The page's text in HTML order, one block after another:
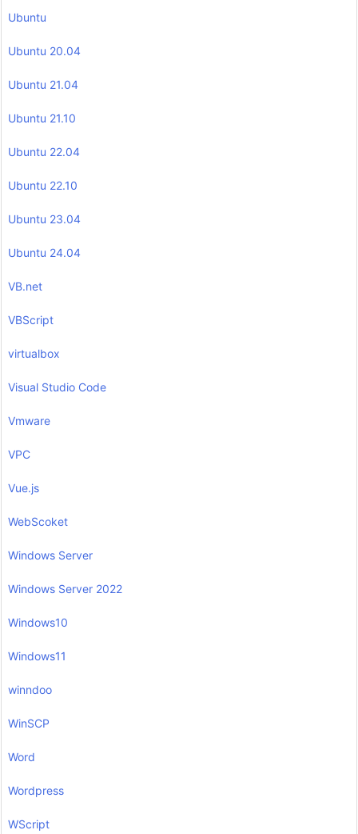
Ubuntu
Ubuntu 20.04
Ubuntu 21.04
Ubuntu 21.10
Ubuntu 22.04
Ubuntu 22.10
Ubuntu 23.04
Ubuntu 24.04
VB.net
VBScript
virtualbox
Visual Studio Code
Vmware
VPC
Vue.js
WebScoket
Windows Server
Windows Server 2022
Windows10
Windows11
winndoo
WinSCP
Word
Wordpress
WScript